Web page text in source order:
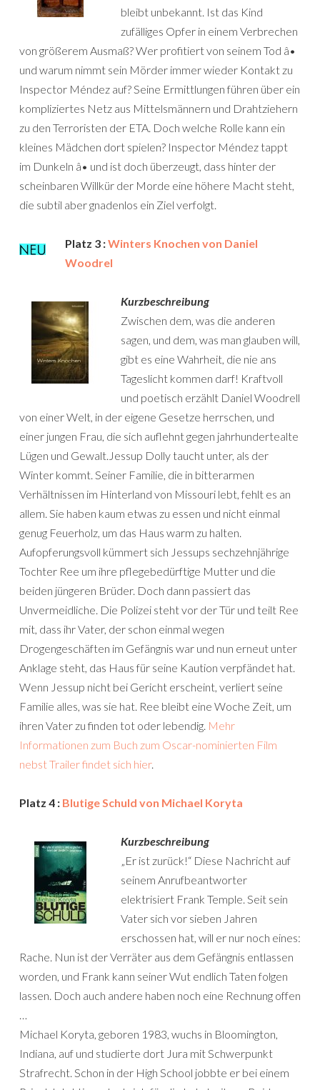
bleibt unbekannt. Ist das Kind
zufälliges Opfer in einem Verbrechen
von größerem Ausmaß? Wer profitiert von seinem Tod â•
und warum nimmt sein Mörder immer wieder Kontakt zu
Inspector Méndez auf? Seine Ermittlungen führen über ein
kompliziertes Netz aus Mittelsmännern und Drahtziehern
zu den Terroristen der ETA. Doch welche Rolle kann ein
kleines Mädchen dort spielen? Inspector Méndez tappt
im Dunkeln â• und ist doch überzeugt, dass hinter der
scheinbaren Willkür der Morde eine höhere Macht steht,
die subtil aber gnadenlos ein Ziel verfolgt.
Platz 3 :Winters Knochen von Daniel
Woodrel
Kurzbeschreibung
Zwischen dem, was die anderen
sagen, und dem, was man glauben will,
gibt es eine Wahrheit, die nie ans
Tageslicht kommen darf! Kraftvoll
und poetisch erzählt Daniel Woodrell
von einer Welt, in der eigene Gesetze herrschen, und
einer jungen Frau, die sich auflehnt gegen jahrhundertealte
Lügen und Gewalt.Jessup Dolly taucht unter, als der
Winter kommt. Seiner Familie, die in bitterarmen
Verhältnissen im Hinterland von Missouri lebt, fehlt es an
allem. Sie haben kaum etwas zu essen und nicht einmal
genug Feuerholz, um das Haus warm zu halten.
Aufopferungsvoll kümmert sich Jessups sechzehnjährige
Tochter Ree um ihre pflegebedürftige Mutter und die
beiden jüngeren Brüder. Doch dann passiert das
Unvermeidliche. Die Polizei steht vor der Tür und teilt Ree
mit, dass ihr Vater, der schon einmal wegen
Drogengeschäften im Gefängnis war und nun erneut unter
Anklage steht, das Haus für seine Kaution verpfändet hat.
Wenn Jessup nicht bei Gericht erscheint, verliert seine
Familie alles, was sie hat. Ree bleibt eine Woche Zeit, um
ihren Vater zu finden tot oder lebendig. Mehr
Informationen zum Buch zum Oscar-nominierten Film
nebst Trailer findet sich hier.
Platz 4 : Blutige Schuld von Michael Koryta
Kurzbeschreibung
„Er ist zurück!“ Diese Nachricht auf
seinem Anrufbeantworter
elektrisiert Frank Temple. Seit sein
Vater sich vor sieben Jahren
erschossen hat, will er nur noch eines:
Rache. Nun ist der Verräter aus dem Gefängnis entlassen
worden, und Frank kann seiner Wut endlich Taten folgen
lassen. Doch auch andere haben noch eine Rechnung offen
…
Michael Koryta, geboren 1983, wuchs in Bloomington,
Indiana, auf und studierte dort Jura mit Schwerpunkt
Strafrecht. Schon in der High School jobbte er bei einem